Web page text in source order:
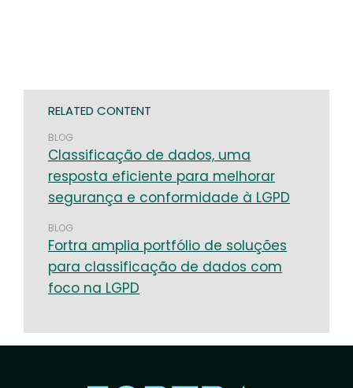
RELATED CONTENT
BLOG
Classificação de dados, uma
resposta eficiente para melhorar
segurança e conformidade à LGPD
BLOG
Fortra amplia portfólio de soluções
para classificação de dados com
foco na LGPD